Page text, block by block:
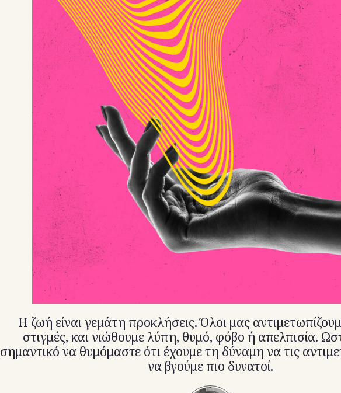
Η ζωή είναι γεμάτη προκλήσεις. Όλοι μας
στιγμές, και νιώθουμε λύπη, θυμό, φόβο ή απελπισία.
σημαντικό να θυμόμαστε ότι έχουμε τη δύναμη να τις
να βγούμε πιο δυνατοί.